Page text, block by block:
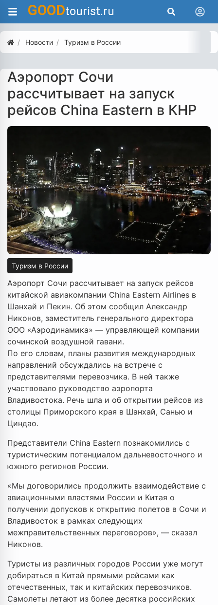
GOODtourist.ru
Новости Туризм в России
Аэропорт Сочи
рассчитывает на запуск
рейсов China Eastern в КНР
Туризм в России
Аэропорт Сочи рассчитывает на запуск рейсов
китайской авиакомпании China Eastern Airlines в
Шанхай и Пекин. Об этом сообщил Александр
Никонов, заместитель генерального директора
ООО «Аэродинамика» — управляющей компании
сочинской воздушной гавани.
По его словам, планы развития международных
направлений обсуждались на встрече с
представителями перевозчика. В ней также
участвовало руководство аэропорта
Владивостока. Речь шла и об открытии рейсов из
столицы Приморского края в Шанхай, Санью и
Циндао.
Представители China Eastern познакомились с
туристическим потенциалом дальневосточного и
южного регионов России.
«Мы договорились продолжить взаимодействие с
авиационными властями России и Китая о
получении допусков к открытию полетов в Сочи и
Владивосток в рамках следующих
межправительственных переговоров», — сказал
Никонов.
Туристы из различных городов России уже могут
добираться в Китай прямыми рейсами как
отечественных, так и китайских перевозчиков.
Самолеты летают из более десятка российских